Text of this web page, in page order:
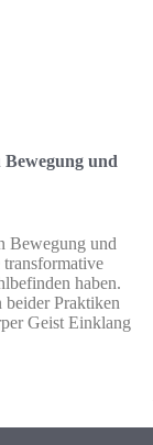
und
Bewegung und
haben.
Praktiken
Geist Einklang